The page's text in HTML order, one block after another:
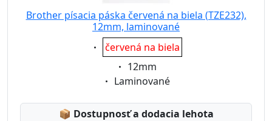
Brother písacia páska červená na biela (TZE232),
12mm, laminované
Eigenschaft:
červená na biela
Eigenschaft:
12mm
Eigenschaft:
Laminované
📦 Lagerstatus:
Dostupnosť a dodacia lehota